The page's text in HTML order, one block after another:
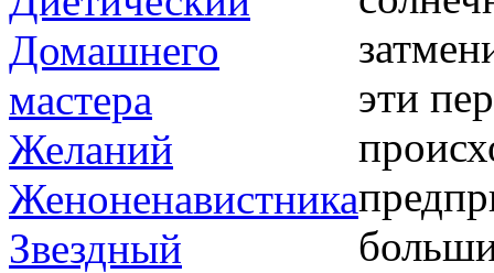
Домашнего
мастера
Желаний
Женоненавистника
Звездный
эти